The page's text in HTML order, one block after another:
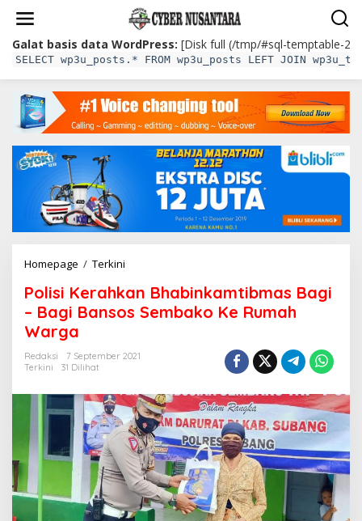
i
Galat basis data WordPress: [Disk full (/tmp/#sql-temptable-
SELECT wp3u_posts.* FROM wp3u_posts LEFT JOIN
Homepage / Terkini
l
i
s
K
a
h
k
a
n
B
h
b
Polisi Kerahkan Bhabinkamtibmas Bagi
– Bagi Bansos Sembako Ke Rumah
Warga
Redaksi
7 September 2021
Terkini
31 Dilihat